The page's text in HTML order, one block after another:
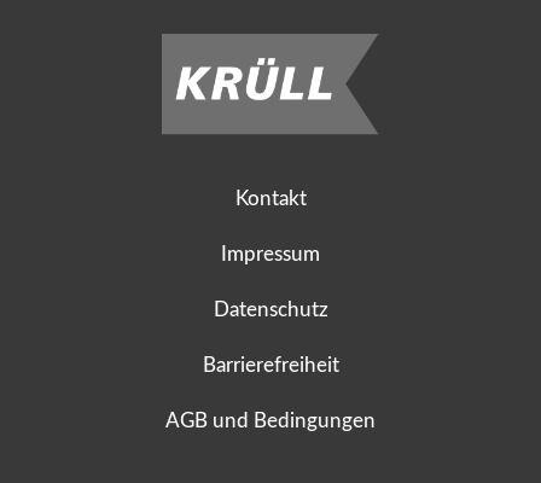
Kontakt
Impressum
Datenschutz
Barrierefreiheit
AGB und Bedingungen